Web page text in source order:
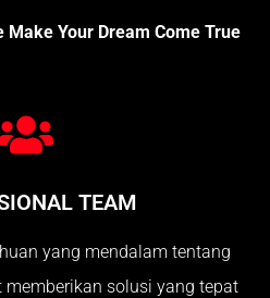
Make Your Dream Come True
TEAM
yang mendalam tentang
memberikan solusi yang tepat